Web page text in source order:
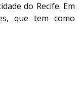
do Recife. Em
que tem como